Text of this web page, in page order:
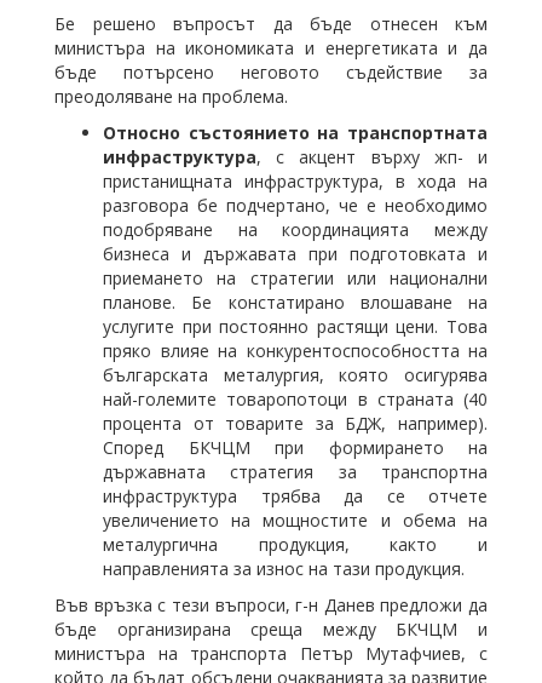
Бе решено въпросът да бъде отнесен към
министъра на икономиката и енергетиката и да
бъде потърсено неговото съдействие за
преодоляване на проблема.
Относно състоянието на транспортната
инфраструктура, с акцент върху жп- и
пристанищната инфраструктура, в хода на
разговора бе подчертано, че е необходимо
подобряване на координацията между
бизнеса и държавата при подготовката и
приемането на стратегии или национални
планове. Бе констатирано влошаване на
услугите при постоянно растящи цени. Това
пряко влияе на конкурентоспособността на
българската металургия, която осигурява
най-големите товаропотоци в страната (40
процента от товарите за БДЖ, например).
Според БКЧЦМ при формирането на
държавната стратегия за транспортна
инфраструктура трябва да се отчете
увеличението на мощностите и обема на
металургична продукция, както и
направленията за износ на тази продукция.
Във връзка с тези въпроси, г-н Данев предложи да
бъде организирана среща между БКЧЦМ и
министъра на транспорта Петър Мутафчиев, с
който да бъдат обсъдени очакванията за развитие